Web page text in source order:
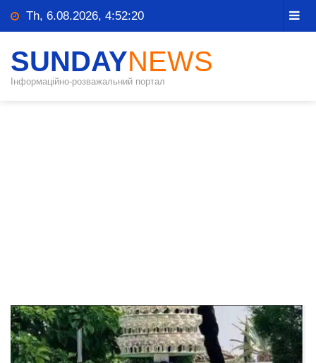
Th, 6.08.2026, 4:52:21
SUNDAYNEWS
Інформаційно-розважальний портал